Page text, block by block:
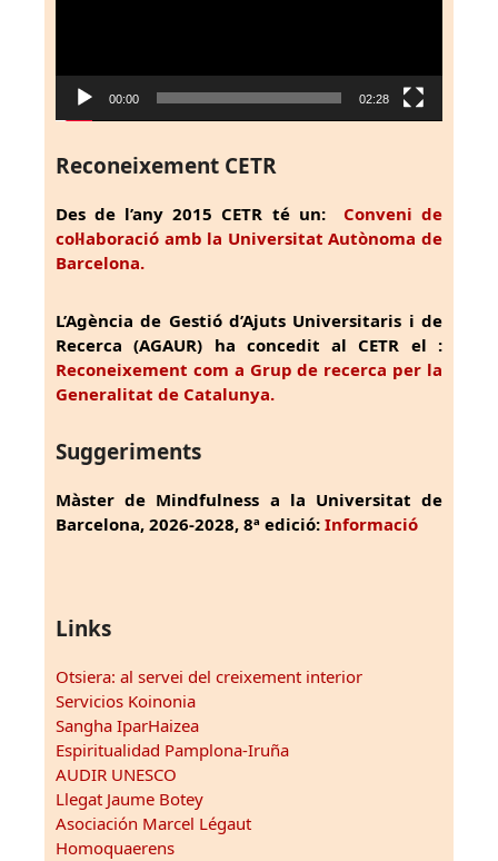
00:00 02:28
Reconeixement CETR
Des de l’any 2015 CETR té un: Conveni de
col·laboració amb la Universitat Autònoma de
Barcelona.
L’Agència de Gestió d’Ajuts Universitaris i de
Recerca (AGAUR) ha concedit al CETR el :
Reconeixement com a Grup de recerca per la
Generalitat de Catalunya.
Suggeriments
Màster de Mindfulness a la Universitat de
Barcelona, 2026-2028, 8ª edició: Informació
Links
Otsiera: al servei del creixement interior
Servicios Koinonia
Sangha IparHaizea
Espiritualidad Pamplona-Iruña
AUDIR UNESCO
Llegat Jaume Botey
Asociación Marcel Légaut
Homoquaerens